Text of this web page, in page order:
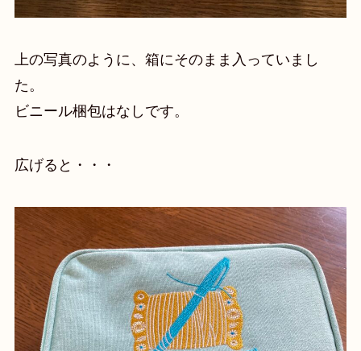
上の写真のように、箱にそのまま入っていまし
た。
ビニール梱包はなしです。
広げると・・・